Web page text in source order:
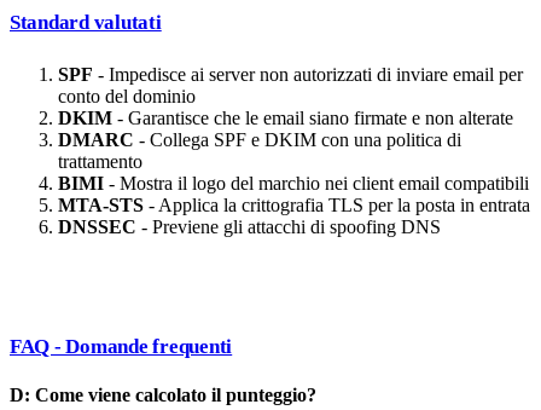
Standard valutati
SPF - Impedisce ai server non autorizzati di inviare email per
conto del dominio
DKIM - Garantisce che le email siano firmate e non alterate
DMARC - Collega SPF e DKIM con una politica di
trattamento
BIMI - Mostra il logo del marchio nei client email compatibili
MTA-STS - Applica la crittografia TLS per la posta in entrata
DNSSEC - Previene gli attacchi di spoofing DNS
FAQ - Domande frequenti
D: Come viene calcolato il punteggio?